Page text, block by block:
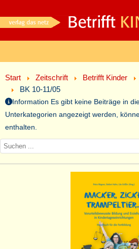
Start Zeitschrift Betrifft Kinder
BK 10-11/05
Information Es gibt keine Beiträge in
Unterkategorien angezeigt werden,
enthalten.